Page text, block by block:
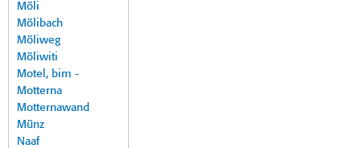
Möli
Mölibach
Möliweg
Möliwiti
Motel, bim -
Motterna
Motternawand
Münz
Naaf